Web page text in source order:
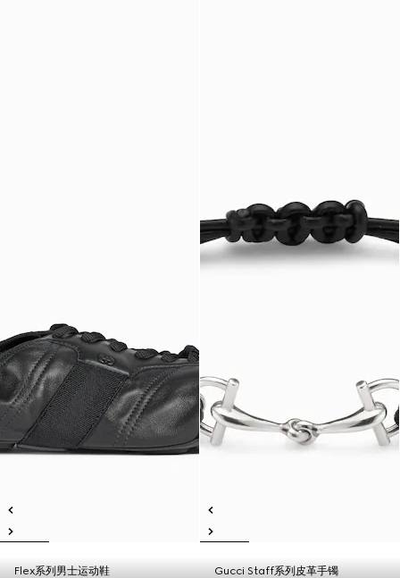
Flex系列男士运动鞋
Gucci Staff系列皮革手镯